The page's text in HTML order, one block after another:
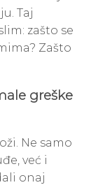
Taj
zašto se
Zašto
greške
Ne samo
već i
onaj